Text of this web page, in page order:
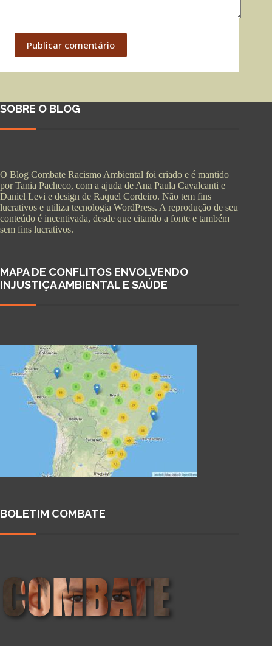
Publicar comentário
SOBRE O BLOG
O Blog Combate Racismo Ambiental foi criado e é mantido
por Tania Pacheco, com a ajuda de Ana Paula Cavalcanti e
Daniel Levi e design de Raquel Cordeiro. Não tem fins
lucrativos e utiliza tecnologia WordPress. A reprodução de seu
conteúdo é incentivada, desde que citando a fonte e também
sem fins lucrativos.
MAPA DE CONFLITOS ENVOLVENDO
INJUSTIÇA AMBIENTAL E SAÚDE
BOLETIM COMBATE